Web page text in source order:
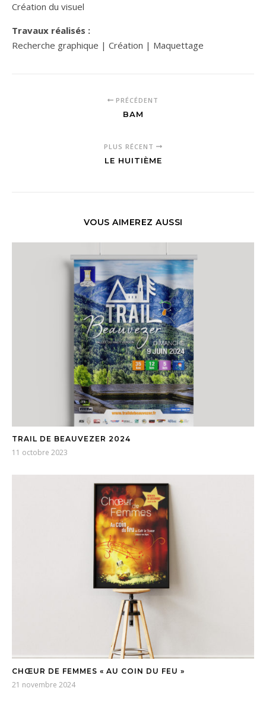
Création du visuel
Travaux réalisés :
Recherche graphique | Création | Maquettage
PRÉCÉDENT
BAM
PLUS RÉCENT
LE HUITIÈME
VOUS AIMEREZ AUSSI
TRAIL DE BEAUVEZER 2024
11 octobre 2023
CHŒUR DE FEMMES « AU COIN DU FEU »
21 novembre 2024